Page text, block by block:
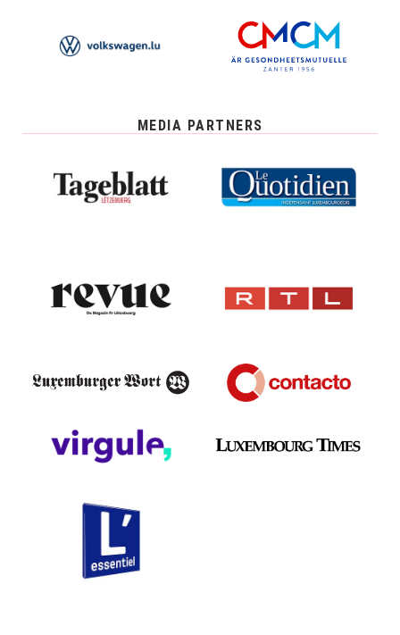
MEDIA PARTNERS